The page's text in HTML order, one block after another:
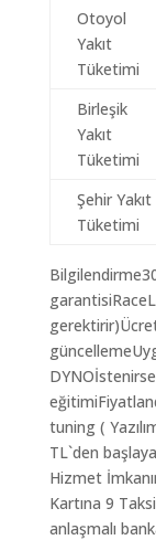
Otoyol
Yakıt
Tüketimi
Birleşik
Yakıt
Tüketimi
Şehir Yakıt
Tüketimi
tuning (
TL`den
Hizmet
Kartına 9
anlaşmalı